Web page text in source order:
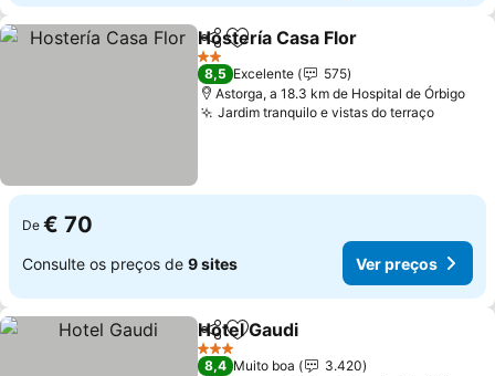
PartilharAdicionar aos favoritos
Hostería Casa Flor
2 Estrelas
8,5 Excelente
575
Astorga, a 18.3 km de Hospital de Órbigo
Jardim tranquilo e vistas do terraçoVer
De € 70
Consulte os preços de 9 sites Ver preços
PartilharAdicionar aos favoritos
Hotel Gaudi
3 Estrelas
8,4 Muito boa
3.420